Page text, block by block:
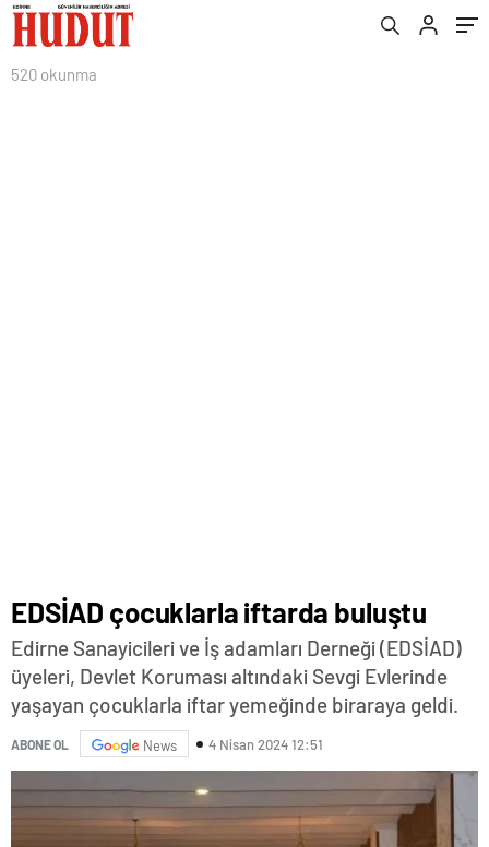
520 okunma
EDSİAD çocuklarla iftarda buluştu
Edirne Sanayicileri ve İş adamları Derneği (EDSİAD)
üyeleri, Devlet Koruması altındaki Sevgi Evlerinde
yaşayan çocuklarla iftar yemeğinde biraraya geldi.
ABONE OL News 4 Nisan 2024 12:51